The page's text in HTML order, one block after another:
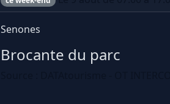
Senones
Brocante du parc